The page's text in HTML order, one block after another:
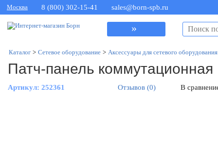
Москва 8 (800) 302-15-41 sales@born-spb.ru
»
Каталог > Сетевое оборудование > Аксессуары для сетевого оборудования
Патч-панель
Артикул: 252361 Отзывов (0) В